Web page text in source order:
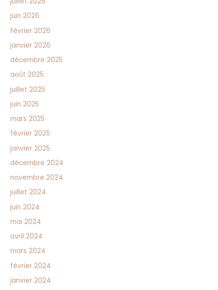
juin 2026
février 2026
janvier 2026
décembre 2025
août 2025
juillet 2025
juin 2025
mars 2025
février 2025
janvier 2025
décembre 2024
novembre 2024
juillet 2024
juin 2024
mai 2024
avril 2024
mars 2024
février 2024
janvier 2024